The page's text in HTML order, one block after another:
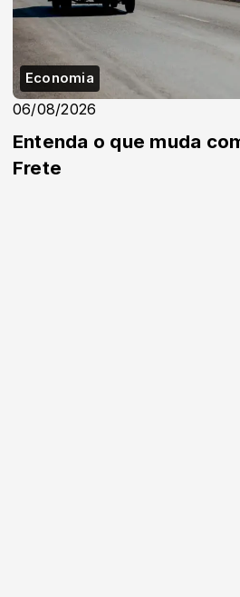
Economia
06/08/2026
Entenda o que muda
Frete